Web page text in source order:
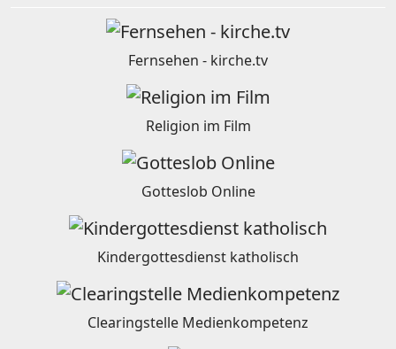
Fernsehen - kirche.tv
Religion im Film
Gotteslob Online
Kindergottesdienst katholisch
Clearingstelle Medienkompetenz